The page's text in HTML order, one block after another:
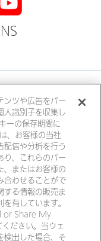
薬品工業
報・特定個人情報につい
て
サイトマップ
ンツや広告をパー
人識別子を収集し
ーの保存期間に
、お客様の当社
配信や分析を行う
り、これらのパー
、またはお客様の
合わせることがで
する情報の販売ま
有しています。
or Share My
ださい。当ウェ
検出した場合、そ